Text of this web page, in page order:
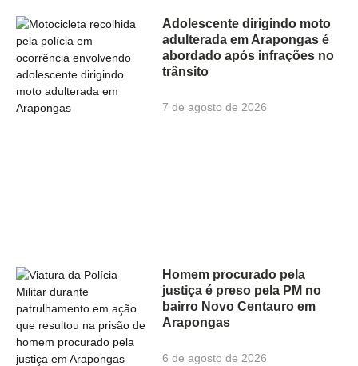
Adolescente dirigindo moto
adulterada em Arapongas é
abordado após infrações no
trânsito
7 de agosto de 2026
Homem procurado pela
justiça é preso pela PM no
bairro Novo Centauro em
Arapongas
6 de agosto de 2026